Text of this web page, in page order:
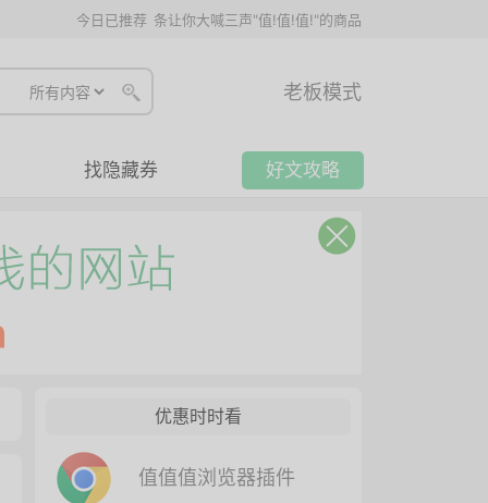
今日已推荐 条让你大喊三声"值!值!值!"的商品
老板模式
找隐藏券 好文攻略
优惠时时看
值值值浏览器插件